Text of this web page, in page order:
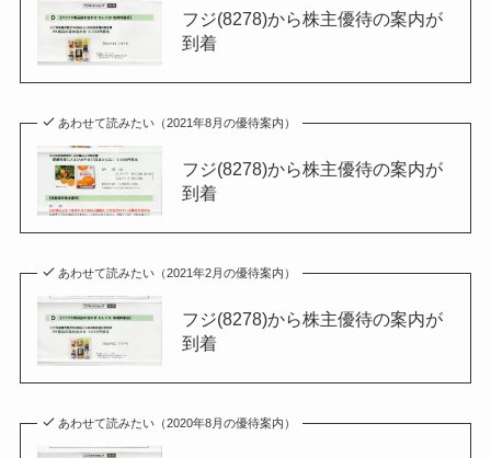
フジ(8278)から株主優待の案内が
到着
あわせて読みたい（2021年8月の優待案内）
フジ(8278)から株主優待の案内が
到着
あわせて読みたい（2021年2月の優待案内）
フジ(8278)から株主優待の案内が
到着
あわせて読みたい（2020年8月の優待案内）